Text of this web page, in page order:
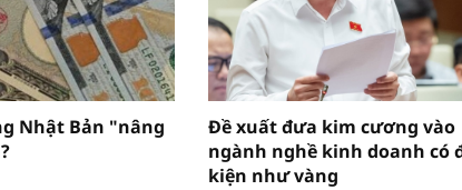
Nhật Bản "nâng
Đề xuất đưa kim cương vào
ngành nghề kinh doanh có
kiện như vàng